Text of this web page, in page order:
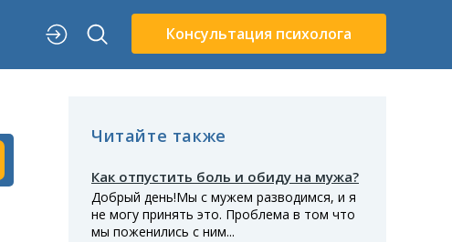
Консультация психолога
Читайте также
Как отпустить боль и обиду на мужа?
Добрый день!Мы с мужем разводимся, и я
не могу принять это. Проблема в том что
мы поженились с ним...